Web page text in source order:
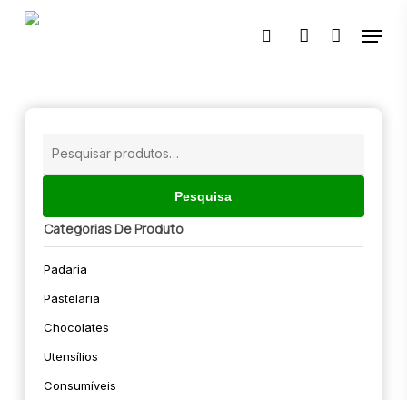
Skip
🔍
pesquisaraccount
Menu
Pesquisa
Categorias De Produto
Padaria
Pastelaria
Chocolates
Utensílios
Consumíveis